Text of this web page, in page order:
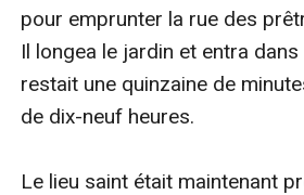
pour emprunter la rue des
Il longea le jardin et entra dans
restait une quinzaine de
de dix-neuf heures.
Le lieu saint était maintenant